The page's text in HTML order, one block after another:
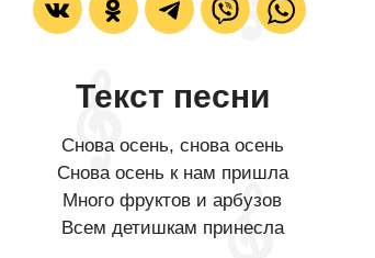
Текст песни
Снова осень, снова осень
Снова осень к нам пришла
Много фруктов и арбузов
Всем детишкам принесла